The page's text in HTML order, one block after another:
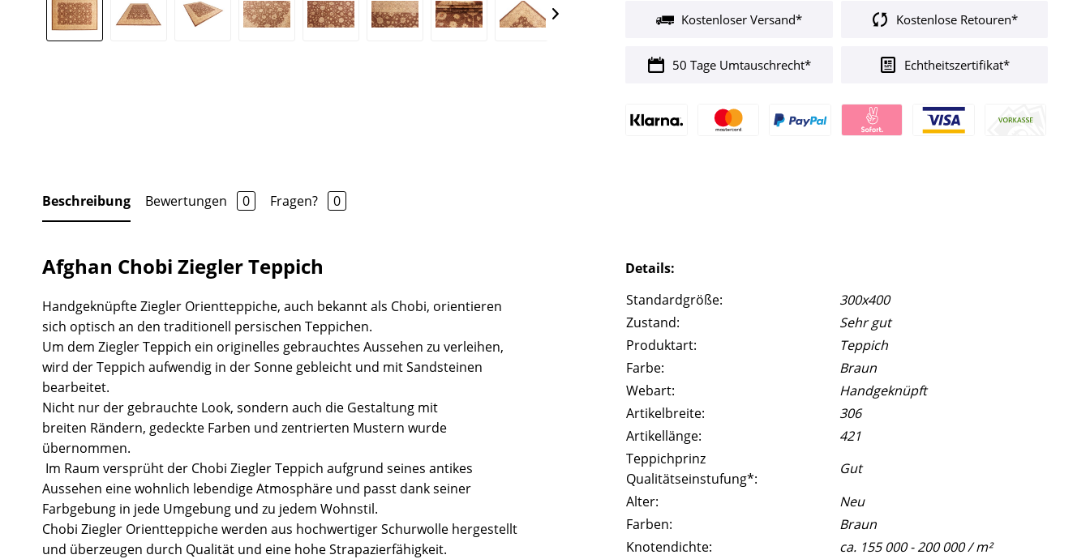
Kostenloser Versand* Kostenlose Retouren*
50 Tage Umtauschrecht* Echtheitszertifikat*
Beschreibung Bewertungen 0 Fragen? 0
Afghan Chobi Ziegler Teppich
Handgeknüpfte Ziegler Orientteppiche, auch bekannt als Chobi, orientieren
sich optisch an den traditionell persischen Teppichen.
Um dem Ziegler Teppich ein originelles gebrauchtes Aussehen zu verleihen,
wird der Teppich aufwendig in der Sonne gebleicht und mit Sandsteinen
bearbeitet.
Nicht nur der gebrauchte Look, sondern auch die Gestaltung mit
breiten Rändern, gedeckte Farben und zentrierten Mustern wurde
übernommen.
Im Raum versprüht der Chobi Ziegler Teppich aufgrund seines antikes
Aussehen eine wohnlich lebendige Atmosphäre und passt dank seiner
Farbgebung in jede Umgebung und zu jedem Wohnstil.
Chobi Ziegler Orientteppiche werden aus hochwertiger Schurwolle hergestellt
und überzeugen durch Qualität und eine hohe Strapazierfähigkeit.
Details:
Standardgröße:
300x400
Zustand:
Sehr gut
Produktart:
Teppich
Farbe:
Braun
Webart:
Handgeknüpft
Artikelbreite:
306
Artikellänge:
421
Teppichprinz
Qualitätseinstufung*:
Gut
Alter:
Neu
Farben:
Braun
Knotendichte:
ca. 155 000 - 200 000 / m²